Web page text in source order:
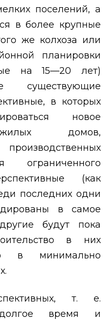
поселений, а
в более крупные
же колхоза или
планировки
на 15—20 лет)
существующие
в которых
новое
жилых домов,
ограниченного
(как
последних одни
в самое
будут пока
в них
в минимально
т. е.
время и